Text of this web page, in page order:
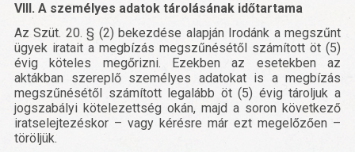
VIII. A személyes adatok tárolásának időtartama
Az Szüt. 20. § (2) bekezdése alapján Irodánk a megszűnt
ügyek iratait a megbízás megszűnésétől számított öt (5)
évig köteles megőrizni.
Ezekben az esetekben az
aktákban szereplő személyes adatokat is a megbízás
megszűnésétől számított legalább öt (5) évig tároljuk a
jogszabályi kötelezettség okán, majd a soron következő
iratselejtezéskor – vagy kérésre már ezt megelőzően –
töröljük.